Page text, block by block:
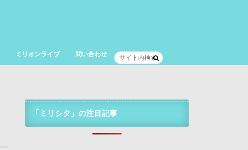
ミリオンライブ 問い合わせ
「ミリシタ」の注目記事